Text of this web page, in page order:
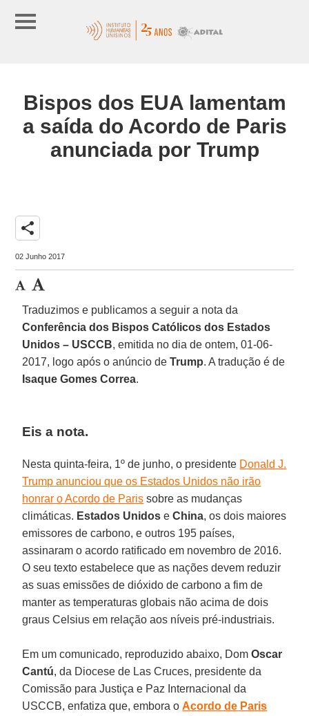
Bispos dos EUA lamentam
a saída do Acordo de Paris
anunciada por Trump
share
02 Junho 2017
Traduzimos e publicamos a seguir a nota da
Conferência dos Bispos Católicos dos Estados
Unidos – USCCB, emitida no dia de ontem, 01-06-
2017, logo após o anúncio deTrump. A tradução é de
Isaque Gomes Correa.
Eis a nota.
Nesta quinta-feira, 1º de junho, o presidente Donald J.
Trump anunciou que os Estados Unidos não irão
honrar o Acordo de Paris sobre as mudanças
climáticas. Estados Unidos eChina, os dois maiores
emissores de carbono, e outros 195 países,
assinaram o acordo ratificado em novembro de 2016.
O seu texto estabelece que as nações devem reduzir
as suas emissões de dióxido de carbono a fim de
manter as temperaturas globais não acima de dois
graus Celsius em relação aos níveis pré-industriais.
Em um comunicado, reproduzido abaixo, DomOscar
Cantú, da Diocese de Las Cruces, presidente da
Comissão para Justiça e Paz Internacional da
USCCB, enfatiza que, embora oAcordo de Paris